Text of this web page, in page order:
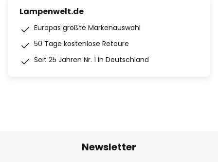
Lampenwelt.de
Europas größte Markenauswahl
50 Tage kostenlose Retoure
Seit 25 Jahren Nr. 1 in Deutschland
Newsletter